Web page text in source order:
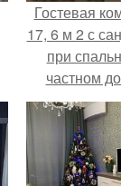
Гостевая
17, 6 м 2 с
при
частном